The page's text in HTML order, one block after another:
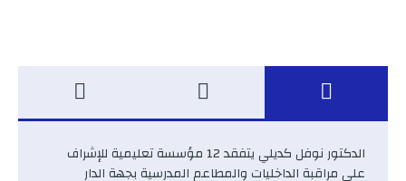
الدكتور نوفل كديلي يتفقد 12 مؤسسة تعليمية للإشراف
على مراقبة الداخليات والمطاعم المدرسية بجهة الدار